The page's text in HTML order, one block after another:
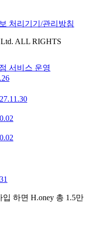
처리기기/관리방침
ALL RIGHTS
서비스 운영
입 하면 H.oney 총 1.5만